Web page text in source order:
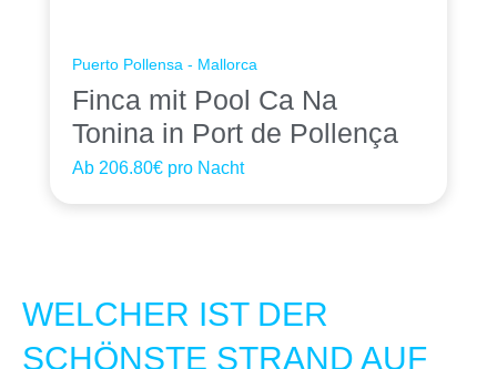
Puerto Pollensa - Mallorca
Finca mit Pool Ca Na
Tonina in Port de Pollença
Ab 206.80€ pro Nacht
WELCHER IST DER
SCHÖNSTE STRAND AUF